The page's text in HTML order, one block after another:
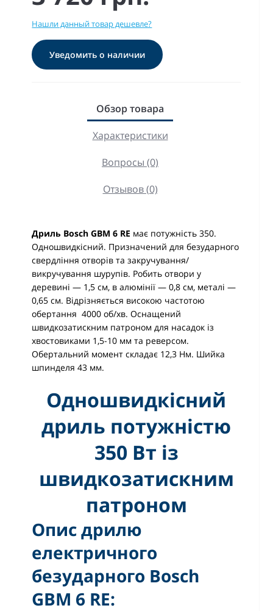
Нашли данный товар дешевле?
Уведомить о наличии
Обзор товара
Характеристики
Вопросы (0)
Отзывов (0)
Дриль Bosch GBM 6 RE має потужність 350.
Одношвидкісний. Призначений для безударного
свердління отворів та закручування/
викручування шурупів. Робить отвори у
деревині — 1,5 см, в алюмінії — 0,8 см, металі —
0,65 см. Відрізняється високою частотою
обертання 4000 об/хв. Оснащений
швидкозатискним патроном для насадок із
хвостовиками 1,5-10 мм та реверсом.
Обертальний момент складає 12,3 Нм. Шийка
шпинделя 43 мм.
Одношвидкісний
дриль потужністю
350 Вт із
швидкозатискним
патроном
Опис дрилю
електричного
безударного Bosch
GBM 6 RE: